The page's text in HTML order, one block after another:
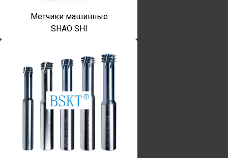
Метчики машинные
SHAO SHI